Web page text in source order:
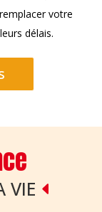
votre
délais.
VIE